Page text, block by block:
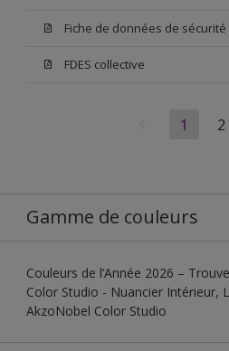
FDES collective
1 2
Gamme de couleurs
Couleurs de l’Année 2026 –
Color Studio - Nuancier Intérieur,
AkzoNobel Color Studio